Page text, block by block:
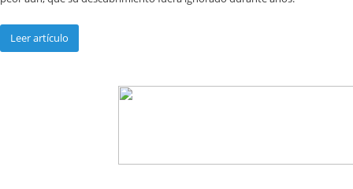
Leer artículo